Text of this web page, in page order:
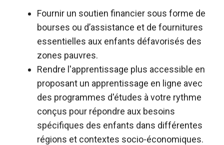
Fournir un soutien financier sous forme de
bourses ou d’assistance et de fournitures
essentielles aux enfants défavorisés des
zones pauvres.
Rendre l'apprentissage plus accessible en
proposant un apprentissage en ligne avec
des programmes d'études à votre rythme
conçus pour répondre aux besoins
spécifiques des enfants dans différentes
régions et contextes socio-économiques.